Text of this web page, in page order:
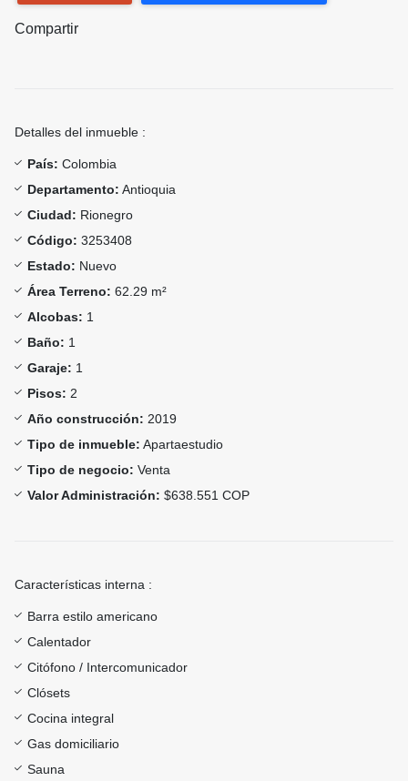
Compartir
Detalles del inmueble :
País: Colombia
Departamento: Antioquia
Ciudad: Rionegro
Código: 3253408
Estado: Nuevo
Área Terreno: 62.29 m²
Alcobas: 1
Baño: 1
Garaje: 1
Pisos: 2
Año construcción: 2019
Tipo de inmueble: Apartaestudio
Tipo de negocio: Venta
Valor Administración: $638.551 COP
Características interna :
Barra estilo americano
Calentador
Citófono / Intercomunicador
Clósets
Cocina integral
Gas domiciliario
Sauna